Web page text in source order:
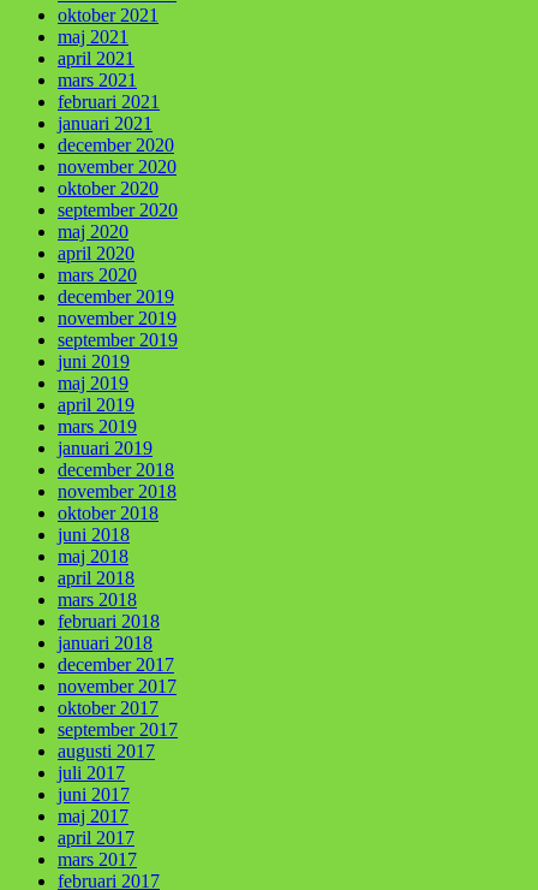
oktober 2021
maj 2021
april 2021
mars 2021
februari 2021
januari 2021
december 2020
november 2020
oktober 2020
september 2020
maj 2020
april 2020
mars 2020
december 2019
november 2019
september 2019
juni 2019
maj 2019
april 2019
mars 2019
januari 2019
december 2018
november 2018
oktober 2018
juni 2018
maj 2018
april 2018
mars 2018
februari 2018
januari 2018
december 2017
november 2017
oktober 2017
september 2017
augusti 2017
juli 2017
juni 2017
maj 2017
april 2017
mars 2017
februari 2017